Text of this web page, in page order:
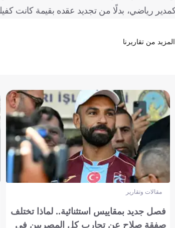
رياضي، بدلًا من تجديد عقده بقيمة كانت
مقالات وتقارير
فصل جديد بمقاييس استثنائية.. لماذا تختلف
صفقة صلاح عن تجارب كل المصريين في